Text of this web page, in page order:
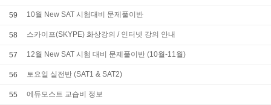
59 10월 New SAT 시험대비 문제풀이반
58 스카이프(SKYPE) 화상강의 / 인터넷 강의 안내
57 12월 New SAT 시험 대비 문제풀이반 (10월-11월)
56 토요일 실전반 (SAT1 & SAT2)
55 에듀모스트 교습비 정보